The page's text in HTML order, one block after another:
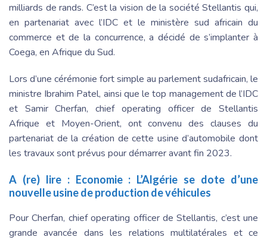
milliards de rands. C’est la vision de la société Stellantis qui,
en partenariat avec l’IDC et le ministère sud africain du
commerce et de la concurrence, a décidé de s’implanter à
Coega, en Afrique du Sud.
Lors d’une cérémonie fort simple au parlement sudafricain, le
ministre I​​brahim Patel, ainsi que le top management de l’IDC
et Samir Cherfan, chief operating officer de Stellantis
Afrique et Moyen-Orient, ont convenu des clauses du
partenariat de la création de cette usine d’automobile dont
les travaux sont prévus pour démarrer avant fin 2023.
A (re) lire : Economie : L’Algérie se dote d’une
nouvelle usine de production de véhicules
Pour Cherfan, chief operating officer de Stellantis, c’est une
grande avancée dans les relations multilatérales et ce